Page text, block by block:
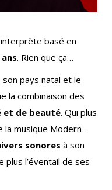
basé en
ans. Rien que ça…
pays natal et le
la combinaison des
de beauté. Qui plus
musique Modern-
sonores à son
plus l’éventail de ses